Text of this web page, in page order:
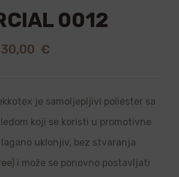
0012
30,00 €
je samoljepljivi poliester sa
koji se koristi u promotivne
uklonjiv, bez stvaranja
i može se ponovno postavljati